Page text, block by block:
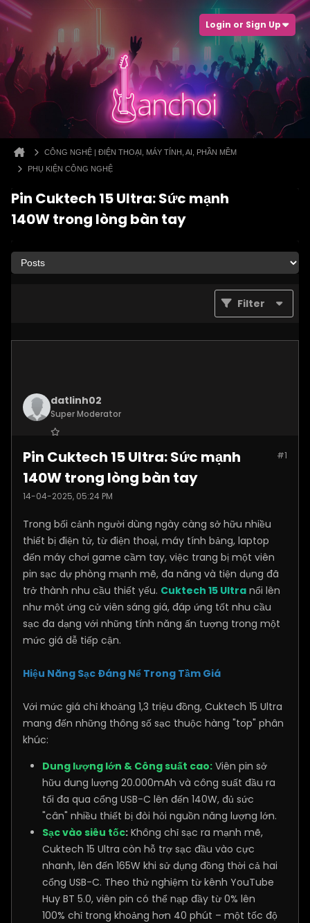
Login or Sign Up
CÔNG NGHỆ | ĐIỆN THOẠI, MÁY TÍNH, AI, PHẦN MỀM
PHỤ KIỆN CÔNG NGHỆ
Pin Cuktech 15 Ultra: Sức mạnh
140W trong lòng bàn tay
Filter
datlinh02
Super Moderator
Posts:7876 #1
Pin Cuktech 15 Ultra: Sức mạnh
140W trong lòng bàn tay
14-04-2025, 05:24 PM
Trong bối cảnh người dùng ngày càng sở hữu nhiều
thiết bị điện tử, từ điện thoại, máy tính bảng, laptop
đến máy chơi game cầm tay, việc trang bị một viên
pin sạc dự phòng mạnh mẽ, đa năng và tiện dụng đã
trở thành nhu cầu thiết yếu. Cuktech 15 Ultra nổi lên
như một ứng cử viên sáng giá, đáp ứng tốt nhu cầu
sạc đa dạng với những tính năng ấn tượng trong một
mức giá dễ tiếp cận.
Hiệu Năng Sạc Đáng Nể Trong Tầm Giá
Với mức giá chỉ khoảng 1,3 triệu đồng, Cuktech 15 Ultra
mang đến những thông số sạc thuộc hàng "top" phân
khúc:
Dung lượng lớn & Công suất cao: Viên pin sở
hữu dung lượng 20.000mAh và công suất đầu ra
tối đa qua cổng USB-C lên đến 140W, đủ sức
"cân" nhiều thiết bị đòi hỏi nguồn năng lượng lớn.
Sạc vào siêu tốc: Không chỉ sạc ra mạnh mẽ,
Cuktech 15 Ultra còn hỗ trợ sạc đầu vào cực
nhanh, lên đến 165W khi sử dụng đồng thời cả hai
cổng USB-C. Theo thử nghiệm từ kênh YouTube
Huy BT 5.0, viên pin có thể nạp đầy từ 0% lên
100% chỉ trong khoảng hơn 40 phút – một tốc độ